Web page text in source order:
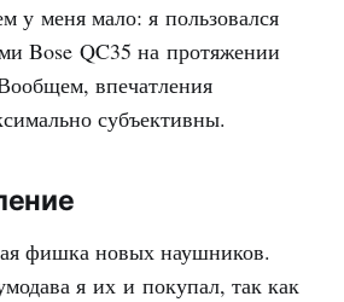
у меня мало: я пользовался
Bose QC35 на протяжении
впечатления
субъективны.
фишка новых наушников.
я их и покупал, так как